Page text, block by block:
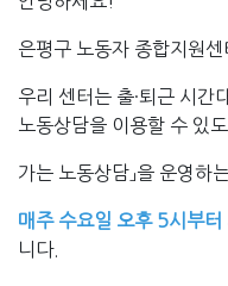
은평구 노동자 종합지원센
우리 센터는 출·퇴근 시간
노동상담을 이용할 수 있도
가는 노동상담」을 운영하
매주 수요일 오후 5시부
니다.